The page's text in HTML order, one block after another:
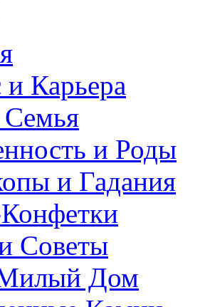
и Карьера
и Роды
и Гадания
Советы
Дом